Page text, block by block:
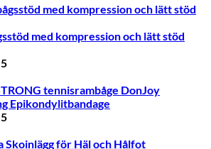
med kompression och lätt stöd
DonJoy
Epikondylitbandage